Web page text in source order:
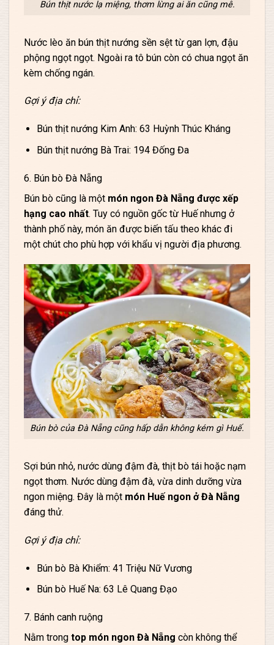
Bún thịt nước lạ miệng, thơm lừng ai ăn cũng mê.
Nước lèo ăn bún thịt nướng sền sệt từ gan lợn, đậu
phộng ngọt ngọt. Ngoài ra tô bún còn có chua ngọt ăn
kèm chống ngán.
Gợi ý địa chỉ:
Bún thịt nướng Kim Anh: 63 Huỳnh Thúc Kháng
Bún thịt nướng Bà Trai: 194 Đống Đa
6. Bún bò Đà Nẵng
Bún bò cũng là một món ngon Đà Nẵng được xếp
hạng cao nhất. Tuy có nguồn gốc từ Huế nhưng ở
thành phố này, món ăn được biến tấu theo khác đi
một chút cho phù hợp với khẩu vị người địa phương.
Bún bò của Đà Nẵng cũng hấp dẫn không kém gì Huế.
Sợi bún nhỏ, nước dùng đậm đà, thịt bò tái hoặc nạm
ngọt thơm. Nước dùng đậm đà, vừa dinh dưỡng vừa
ngon miệng. Đây là một món Huế ngon ở Đà Nẵng
đáng thử.
Gợi ý địa chỉ:
Bún bò Bà Khiểm: 41 Triệu Nữ Vương
Bún bò Huế Na: 63 Lê Quang Đạo
7. Bánh canh ruộng
Nằm trong top món ngon Đà Nẵng còn không thể